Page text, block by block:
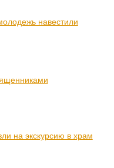
навестили
на экскурсию в храм